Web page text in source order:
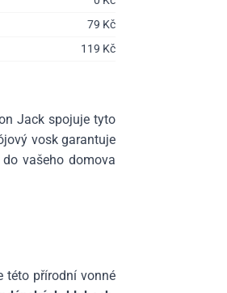
79 Kč
119 Kč
Jack spojuje tyto
vosk garantuje
vašeho domova
této přírodní vonné